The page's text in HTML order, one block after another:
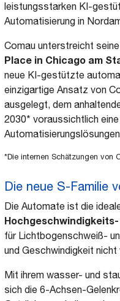
leistungsstarken KI-
Automatisierung in
Comau unterstreicht
Place in Chicago am
neue KI-gestützte
einzigartige Ansatz von
ausgelegt, dem
2030* voraussichtlich
*Die internen Schätzungen von
Die neue S-Familie
Die Automate ist die
für Lichtbogenschweiß-
und Geschwindigkeit nicht
Mit ihrem wasser- und
sich die 6-Achsen-